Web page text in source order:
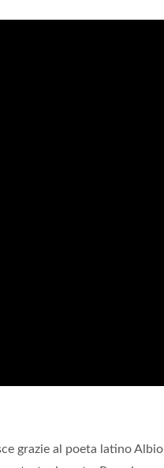
grazie al poeta latino Albio